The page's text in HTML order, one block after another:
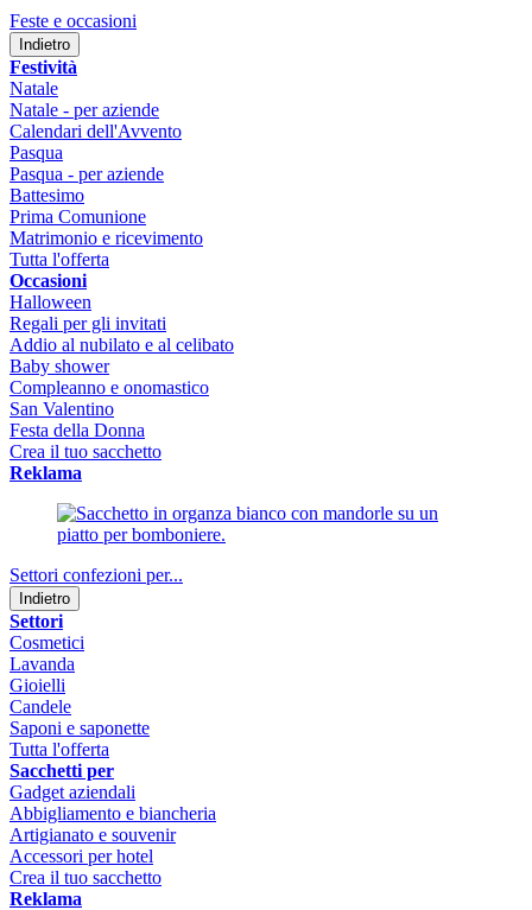
Feste e occasioni
Indietro
Festività
Natale
Natale - per aziende
Calendari dell'Avvento
Pasqua
Pasqua - per aziende
Battesimo
Prima Comunione
Matrimonio e ricevimento
Tutta l'offerta
Occasioni
Halloween
Regali per gli invitati
Addio al nubilato e al celibato
Baby shower
Compleanno e onomastico
San Valentino
Festa della Donna
Crea il tuo sacchetto
Reklama
Settori confezioni per...
Indietro
Settori
Cosmetici
Lavanda
Gioielli
Candele
Saponi e saponette
Tutta l'offerta
Sacchetti per
Gadget aziendali
Abbigliamento e biancheria
Artigianato e souvenir
Accessori per hotel
Crea il tuo sacchetto
Reklama